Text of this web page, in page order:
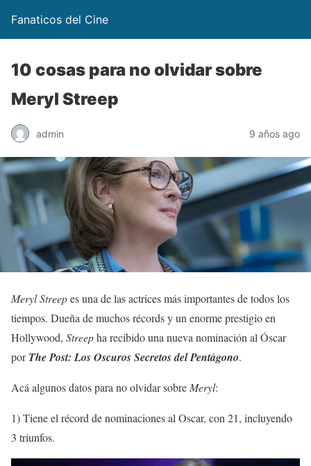
Fanaticos del Cine
10 cosas para no olvidar sobre
Meryl Streep
admin 9 años ago
Meryl Streepes una de las actrices más importantes de todos los
tiempos. Dueña de muchos récords y un enorme prestigio en
Hollywood, Streepha recibido una nueva nominación al Óscar
porThe Post: Los Oscuros Secretos del Pentágono.
Acá algunos datos para no olvidar sobreMeryl:
1) Tiene el récord de nominaciones al Oscar, con 21, incluyendo
3 triunfos.